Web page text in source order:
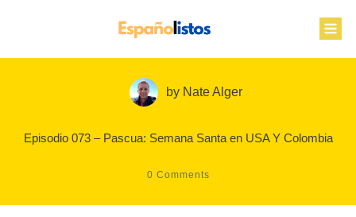
by Nate Alger
Episodio 073 – Pascua: Semana Santa en USA Y Colombia
0 Comments